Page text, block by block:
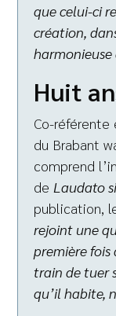
que celui-ci
création,
harmonieuse
Huit
Co-référente
du Brabant
comprend
de Laudato
publication,
rejoint une
première fois
train de tuer
qu’il habite,